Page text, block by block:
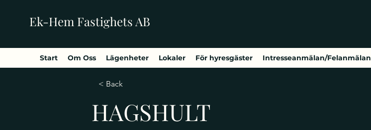
Ek-Hem Fastighets AB
Start Om Oss Lägenheter Lokaler För hyresgäster Intresseanmälan/Felanmälan
< Back
HAGSHULT